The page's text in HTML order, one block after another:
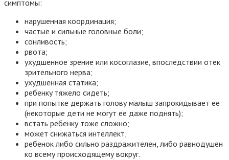
симптомы:
нарушенная координация;
частые и сильные головные боли;
сонливость;
рвота;
ухудшенное зрение или косоглазие, впоследствии отек
зрительного нерва;
ухудшенная статика;
ребенку тяжело сидеть;
при попытке держать голову малыш запрокидывает ее
(некоторые дети не могут ее даже поднять);
встать ребенку тоже сложно;
может снижаться интеллект;
ребенок либо сильно раздражителен, либо равнодушен
ко всему происходящему вокруг.